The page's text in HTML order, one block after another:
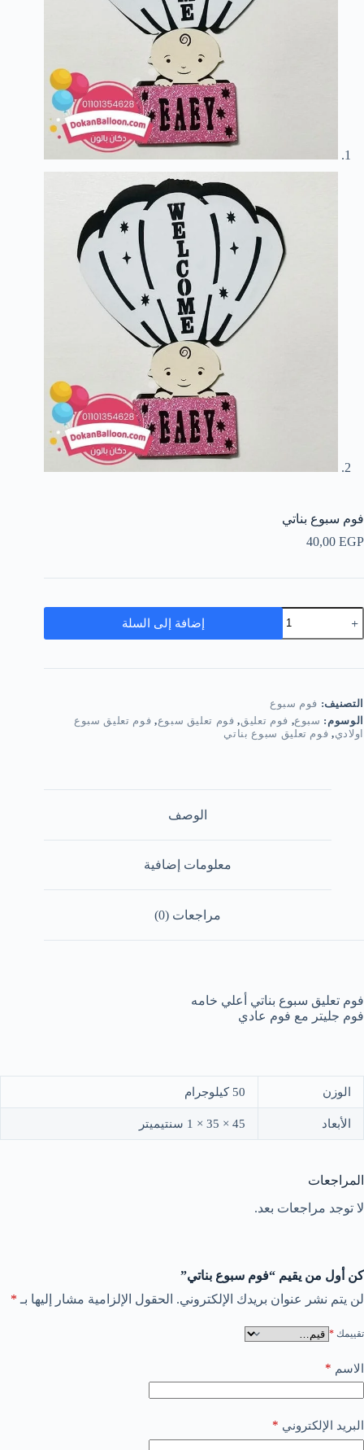
فوم سبوع بناتي
40,00 EGP
كمية
فوم
سبوع
إضافة إلى السلة
التصنيف: فوم سبوع
الوسوم: سبوع, فوم تعليق, فوم تعليق سبوع, فوم تعليق سبوع
اولادي, فوم تعليق سبوع بناتي
الوصف
معلومات إضافية
مراجعات (0)
فوم تعليق سبوع بناتي أعلي خامه
فوم جليتر مع فوم عادي
الوزن 50 كيلوجرام
الأبعاد 45 × 35 × 1 سنتيميتر
المراجعات
لا توجد مراجعات بعد.
كن أول من يقيم “فوم سبوع بناتي”
لن يتم نشر عنوان بريدك الإلكتروني. الحقول الإلزامية مشار إليها بـ *
تقييمك *
الاسم *
البريد الإلكتروني *